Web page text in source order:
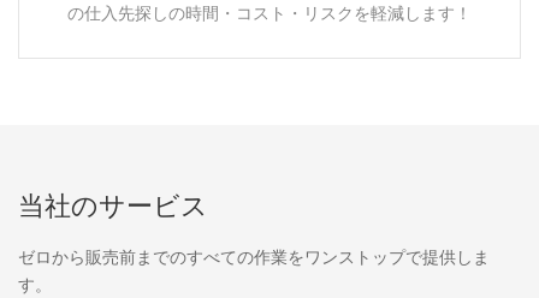
の仕入先探しの時間・コスト・リスクを軽減します！
当社のサービス
ゼロから販売前までのすべての作業をワンストップで提供しま
す。